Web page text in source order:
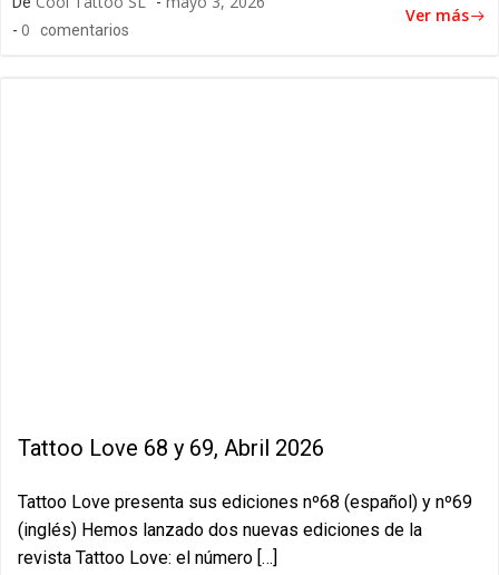
- 0 comentarios
Ver más
Tattoo Love 68 y 69, Abril 2026
Tattoo Love presenta sus ediciones nº68 (español) y nº69
(inglés) Hemos lanzado dos nuevas ediciones de la
revista Tattoo Love: el número […]